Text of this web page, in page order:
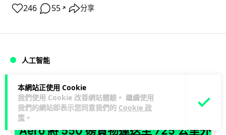
本網站正使用 Cookie
我們使用 Cookie 改善網站體驗。 繼續使用
我們的網站即表示您同意我們的 Cookie 政
策 。
246 55 ↗ 分享
人工智能
Lawton 1 日
貨運火箭 沖繩飛台灣僅需 15 分鐘 Hop
Aero 將 550 磅貨物運送至 725 公里外